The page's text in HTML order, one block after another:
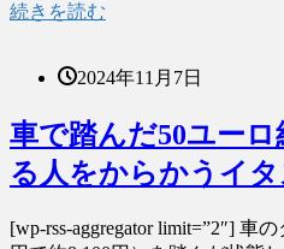
続きを読む
2024年11月7日
車で踏んだ50ユー
る人をからかうイタ
[wp-rss-aggregator limit=”2″] 車